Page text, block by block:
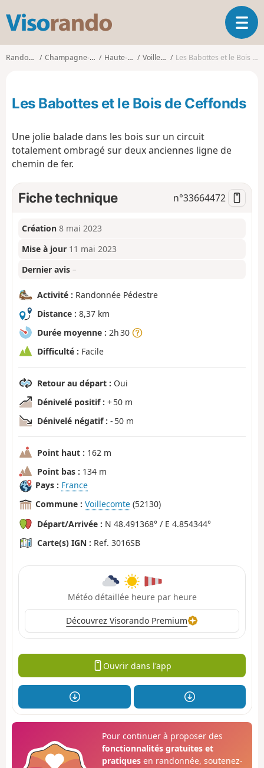
s
o
d
O
u
l
a
Randonnées Champagne-Ardenne Haute-Marne Voillecomte Les Babottes et le Bois de Ceffonds
Les Babottes et le Bois de Ceffonds
Une jolie balade dans les bois sur un circuit
totalement ombragé sur deux anciennes ligne de
chemin de fer.
Fiche technique n°33664472
Création 8 mai 2023
Mise à jour 11 mai 2023
Dernier avis –
Activité : Randonnée Pédestre
Distance : 8,37 km
Durée moyenne : 2h 30
Difficulté : Facile
Retour au départ : Oui
Dénivelé positif : + 50 m
Dénivelé négatif : - 50 m
Point haut : 162 m
Point bas : 134 m
Pays : France
Commune : Voillecomte (52130)
Départ/Arrivée : N 48.491368° / E 4.854344°
Carte(s) IGN : Ref. 3016SB
Météo détaillée heure par heure
Découvrez Visorando Premium
Ouvrir dans l'app
Pour continuer à proposer des
fonctionnalités gratuites et
pratiquesen randonnée, soutenez-